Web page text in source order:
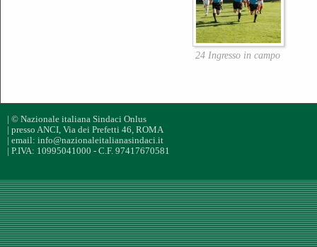
24 Ingresso in campo
| © Nazionale italiana Sindaci Onlus
| presso ANCI, Via dei Prefetti 46, ROMA
| email: info@nazionaleitalianasindaci.it
| P.IVA: 10995041000 - C.F. 97417670581